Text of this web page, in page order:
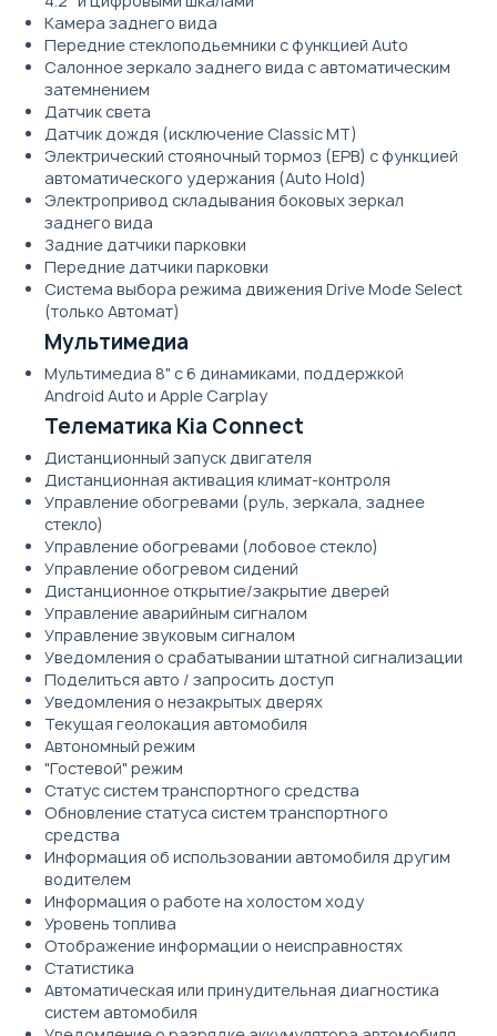
Камера заднего вида
Передние стеклоподьемники c функцией Auto
Салонное зеркало заднего вида с автоматическим
затемнением
Датчик света
Датчик дождя (исключение Classic MT)
Электрический стояночный тормоз (EPB) с функцией
автоматического удержания (Auto Hold)
Электропривод складывания боковых зеркал
заднего вида
Задние датчики парковки
Передние датчики парковки
Система выбора режима движения Drive Mode Select
(только Автомат)
Мультимедиа
Мультимедиа 8" с 6 динамиками, поддержкой
Android Auto и Apple Carplay
Телематика Kia Connect
Дистанционный запуск двигателя
Дистанционная активация климат-контроля
Управление обогревами (руль, зеркала, заднее
стекло)
Управление обогревами (лобовое стекло)
Управление обогревом сидений
Дистанционное открытие/закрытие дверей
Управление аварийным сигналом
Управление звуковым сигналом
Уведомления о срабатывании штатной сигнализации
Поделиться авто / запросить доступ
Уведомления о незакрытых дверях
Текущая геолокация автомобиля
Автономный режим
"Гостевой" режим
Статус систем транспортного средства
Обновление статуса систем транспортного
средства
Информация об использовании автомобиля другим
водителем
Информация о работе на холостом ходу
Уровень топлива
Отображение информации о неисправностях
Статистика
Автоматическая или принудительная диагностика
систем автомобиля